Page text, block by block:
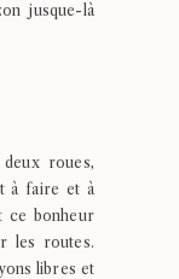
jusque-là
roues,
à faire et à
ce bonheur
les routes.
libres et